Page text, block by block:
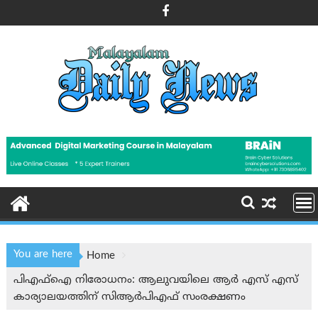
to
You are here
Home
പി‌എഫ്‌ഐ നിരോധനം: ആലുവയിലെ ആര്‍ എസ് എസ്
കാര്യാലയത്തിന് സി‌ആര്‍‌പി‌എഫ് സം‌രക്ഷണം